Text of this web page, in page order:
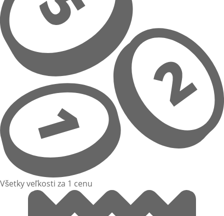
Všetky veľkosti za 1 cenu